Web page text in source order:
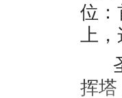
位：
上
圣
挥塔